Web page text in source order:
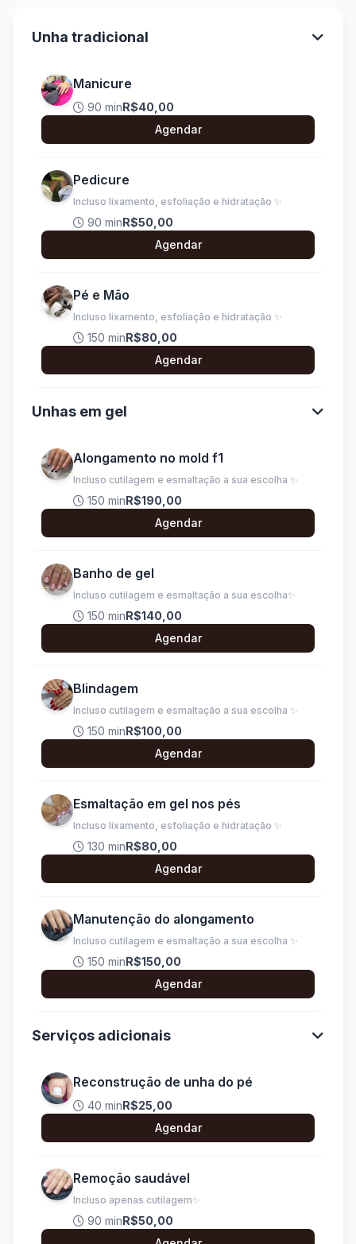
Unha tradicional
Manicure
90 minR$40,00
Agendar
Pedicure
Incluso lixamento, esfoliação e hidratação ✨
90 minR$50,00
Agendar
Pé e Mão
Incluso lixamento, esfoliação e hidratação ✨
150 minR$80,00
Agendar
Unhas em gel
Alongamento no mold f1
Incluso cutilagem e esmaltação a sua escolha ✨
150 minR$190,00
Agendar
Banho de gel
Incluso cutilagem e esmaltação a sua escolha✨
150 minR$140,00
Agendar
Blindagem
Incluso cutilagem e esmaltação a sua escolha ✨
150 minR$100,00
Agendar
Esmaltação em gel nos pés
Incluso lixamento, esfoliação e hidratação ✨
130 minR$80,00
Agendar
Manutenção do alongamento
Incluso cutilagem e esmaltação a sua escolha ✨
150 minR$150,00
Agendar
Serviços adicionais
Reconstrução de unha do pé
40 minR$25,00
Agendar
Remoção saudável
Incluso apenas cutilagem✨
90 minR$50,00